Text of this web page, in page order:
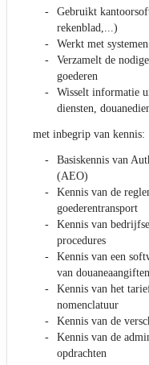
Gebruikt
rekenblad,...)
Werkt met
Verzamelt de
goederen
Wisselt informatie
diensten,
met inbegrip van kennis:
Basiskennis van
(AEO)
Kennis van de
goederentransport
Kennis van
procedures
Kennis van een
van douaneaangiften
Kennis van het
nomenclatuur
Kennis van de
Kennis van de
opdrachten